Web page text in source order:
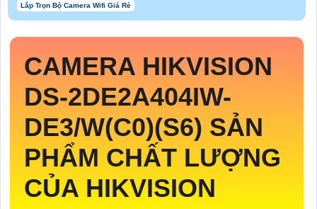
Lắp Trọn Bộ Camera Wifi Giá Rẻ
CAMERA HIKVISION
DS-2DE2A404IW-
DE3/W(C0)(S6) SẢN
PHẨM CHẤT LƯỢNG
CỦA HIKVISION